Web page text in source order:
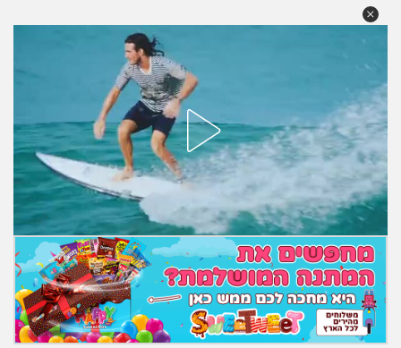
בית, שכנים ושותפים
מה שעובר עליי
שומרים על הגוף
פיננסי וכלכלה
בין הסדינים
חיות מחמד
יוקר המחיה